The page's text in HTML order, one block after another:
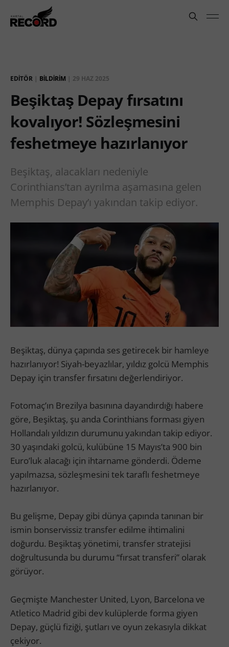
EDITÖR | BILDIRIM | 29 HAZ 2025
Beşiktaş Depay fırsatını
kovalıyor! Sözleşmesini
feshetmeye hazırlanıyor
Beşiktaş, alacakları nedeniyle
Corinthians’tan ayrılma aşamasına gelen
Memphis Depay’ı yakından takip ediyor.
Beşiktaş, dünya çapında ses getirecek bir hamleye
hazırlanıyor! Siyah-beyazlılar, yıldız golcü Memphis
Depay için transfer fırsatını değerlendiriyor.
Fotomaç’ın Brezilya basınına dayandırdığı habere
göre, Beşiktaş, şu anda Corinthians forması giyen
Hollandalı yıldızın durumunu yakından takip ediyor.
30 yaşındaki golcü, kulübüne 15 Mayıs’ta 900 bin
Euro’luk alacağı için ihtarname gönderdi. Ödeme
yapılmazsa, sözleşmesini tek taraflı feshetmeye
hazırlanıyor.
Bu gelişme, Depay gibi dünya çapında tanınan bir
ismin bonservissiz transfer edilme ihtimalini
doğurdu. Beşiktaş yönetimi, transfer stratejisi
doğrultusunda bu durumu “fırsat transferi” olarak
görüyor.
Geçmişte Manchester United, Lyon, Barcelona ve
Atletico Madrid gibi dev kulüplerde forma giyen
Depay, güçlü fiziği, şutları ve oyun zekasıyla dikkat
çekiyor.